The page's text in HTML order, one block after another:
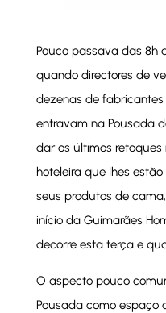
Pouco passava das 8h
quando directores de
dezenas de
entravam na Pousada
dar os últimos
hoteleira que lhes
seus produtos de
início da Guimarães
decorre esta terça e
O aspecto pouco
Pousada como espaço